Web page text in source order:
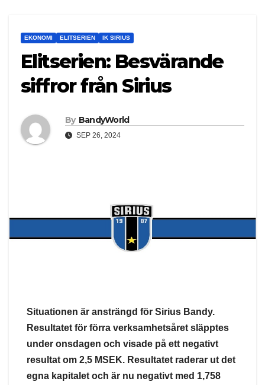
EKONOMI ELITSERIEN IK SIRIUS
Elitserien: Besvärande
siffror från Sirius
By BandyWorld
SEP 26, 2024
Situationen är ansträngd för Sirius Bandy.
Resultatet för förra verksamhetsåret släpptes
under onsdagen och visade på ett negativt
resultat om 2,5 MSEK. Resultatet raderar ut det
egna kapitalet och är nu negativt med 1,758